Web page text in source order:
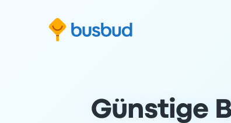
Günstige